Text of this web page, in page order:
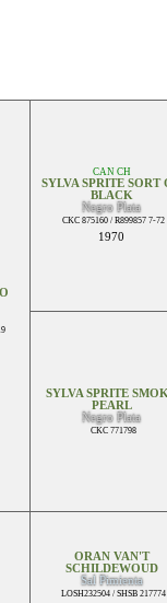
CAN CH
SYLVA SPRITE SORT
BLACK
Negro Plata
CKC 875160 / R899857 7-72
1970
SYLVA SPRITE
PEARL
Negro Plata
CKC 771798
ORAN VAN'T
SCHILDEWOUD
Sal Pimienta
LOSH232504 / SHSB 217774